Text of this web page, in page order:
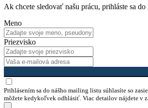
Ak chcete sledovať našu prácu, prihláste sa
Meno
Priezvisko
Prihlásením sa do nášho mailing listu súhlasíte so
môžete kedykoľvek odhlásiť. Viac detailov nájdete v